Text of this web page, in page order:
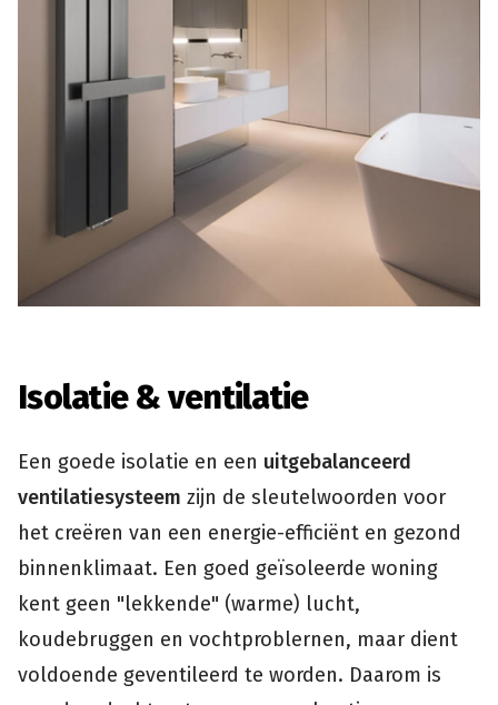
Isolatie & ventilatie
Een goede isolatie en een uitgebalanceerd
ventilatiesysteem zijn de sleutelwoorden voor
het creëren van een energie-efficiënt en gezond
binnenklimaat. Een goed geïsoleerde woning
kent geen "lekkende" (warme) lucht,
koudebruggen en vochtproblernen, maar dient
voldoende geventileerd te worden. Daarom is